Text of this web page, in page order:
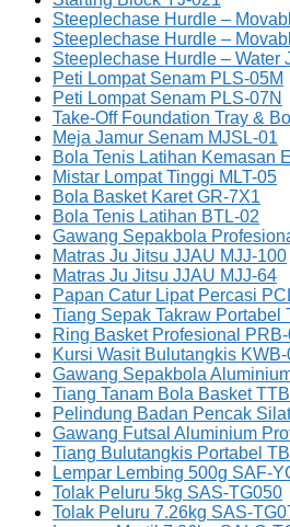
Steeplechase Hurdle –
Steeplechase Hurdle –
Steeplechase Hurdle – Water
Peti Lompat Senam PLS-05M
Peti Lompat Senam PLS-07N
Take-Off Foundation Tray &
Meja Jamur Senam MJSL-01
Bola Tenis Latihan Kemasan
Mistar Lompat Tinggi MLT-05
Bola Basket Karet GR-7X1
Bola Tenis Latihan BTL-02
Gawang Sepakbola
Matras Ju Jitsu JJAU MJJ-100
Matras Ju Jitsu JJAU MJJ-64
Papan Catur Lipat Percasi
Tiang Sepak Takraw Portabel
Ring Basket Profesional
Kursi Wasit Bulutangkis KWB-
Gawang Sepakbola
Tiang Tanam Bola Basket
Pelindung Badan Pencak
Gawang Futsal Aluminium
Tiang Bulutangkis Portabel
Lempar Lembing 500g SAF-
Tolak Peluru 5kg SAS-TG050
Tolak Peluru 7.26kg SAS-